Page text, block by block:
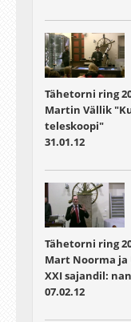
Tähetorni ring
Martin Vällik
teleskoopi"
31.01.12
Tähetorni ring
Mart Noorma ja
XXI sajandil:
07.02.12